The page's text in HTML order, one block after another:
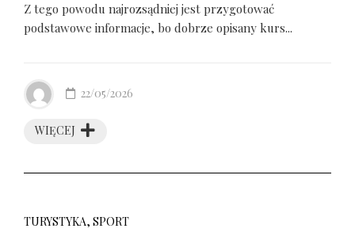
Z tego powodu najrozsądniej jest przygotować
podstawowe informacje, bo dobrze opisany kurs...
WIĘCEJ
22/05/2026
TURYSTYKA, SPORT